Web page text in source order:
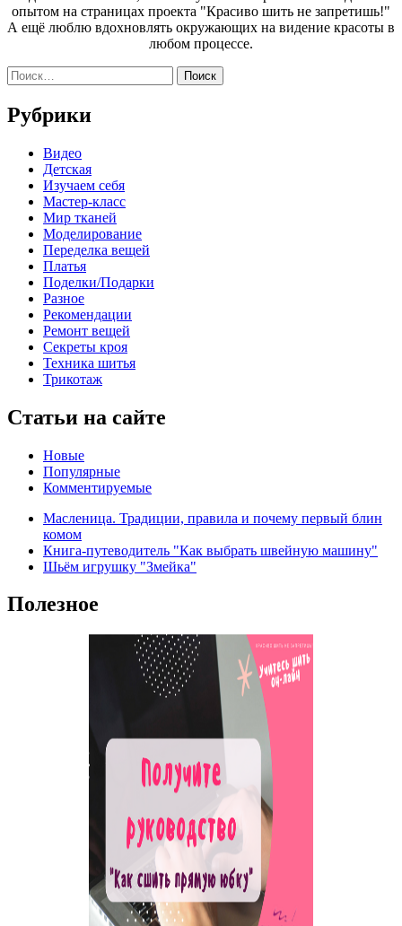
опытом на страницах проекта "Красиво шить не запретишь!"
А ещё люблю вдохновлять окружающих на видение красоты в
любом процессе.
Найти:
Рубрики
Видео
Детская
Изучаем себя
Мастер-класс
Мир тканей
Моделирование
Переделка вещей
Платья
Поделки/Подарки
Разное
Рекомендации
Ремонт вещей
Секреты кроя
Техника шитья
Трикотаж
Статьи на сайте
Новые
Популярные
Комментируемые
Масленица. Традиции, правила и почему первый блин
комом
Книга-путеводитель "Как выбрать швейную машину"
Шьём игрушку "Змейка"
Полезное